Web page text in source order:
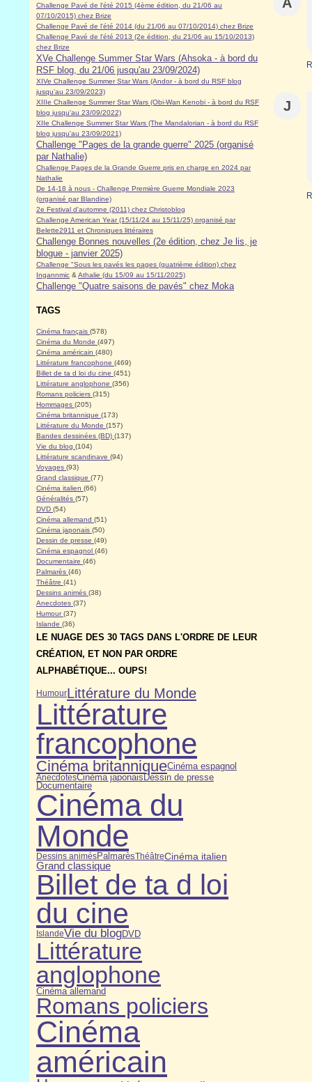
Challenge Pavé de l'été 2015 (4ème édition, du 21/06 au
07/10/2015) chez Brize
Challenge Pavé de l'été 2014 (du 21/06 au 07/10/2014) chez Brize
Challenge Pavé de l'été 2013 (2e édition, du 21/06 au 15/10/2013)
chez Brize
XVe Challenge Summer Star Wars (Ahsoka - à bord du
RSF blog, du 21/06 jusqu'au 23/09/2024)
XIVe Challenge Summer Star Wars (Andor - à bord du RSF blog
jusqu'au 23/09/2023)
XIIIe Challenge Summer Star Wars (Obi-Wan Kenobi - à bord du RSF
blog jusqu'au 23/09/2022)
XIIe Challenge Summer Star Wars (The Mandalorian - à bord du RSF
blog jusqu'au 23/09/2021)
Challenge "Pages de la grande guerre" 2025 (organisé
par Nathalie)
Challenge Pages de la Grande Guerre pris en charge en 2024 par
Nathalie
De 14-18 à nous - Challenge Première Guerre Mondiale 2023
(organisé par Blandine)
2e Festival d'automne (2011) chez Christoblog
Challenge American Year (15/11/24 au 15/11/25) organisé par
Belette2911 et Chroniques littéraires
Challenge Bonnes nouvelles (2e édition, chez Je lis, je
blogue - janvier 2025)
Challenge "Sous les pavés les pages (quatrième édition) chez
Ingannmic & Athalie (du 15/09 au 15/11/2025)
Challenge "Quatre saisons de pavés" chez Moka
TAGS
Cinéma français (578)
Cinéma du Monde (497)
Cinéma américain (480)
Littérature francophone (469)
Billet de ta d loi du cine (451)
Littérature anglophone (356)
Romans policiers (315)
Hommages (205)
Cinéma britannique (173)
Littérature du Monde (157)
Bandes dessinées (BD) (137)
Vie du blog (104)
Littérature scandinave (94)
Voyages (93)
Grand classique (77)
Cinéma italien (66)
Généralités (57)
DVD (54)
Cinéma allemand (51)
Cinéma japonais (50)
Dessin de presse (49)
Cinéma espagnol (46)
Documentaire (46)
Palmarès (46)
Théâtre (41)
Dessins animés (38)
Anecdotes (37)
Humour(37)
Islande (36)
LE NUAGE DES 30 TAGS DANS L'ORDRE DE LEUR
CRÉATION, ET NON PAR ORDRE
ALPHABÉTIQUE... OUPS!
HumourLittérature du Monde
Littérature
francophone
Cinéma britanniqueCinéma espagnol
AnecdotesCinéma japonaisDessin de presse
Documentaire
Cinéma du
Monde
Dessins animésPalmarèsThéâtreCinéma italien
Grand classique
Billet de ta d loi
du cine
IslandeVie du blogDVD
Littérature
anglophone
Cinéma allemand
Romans policiers
Cinéma
américain
J